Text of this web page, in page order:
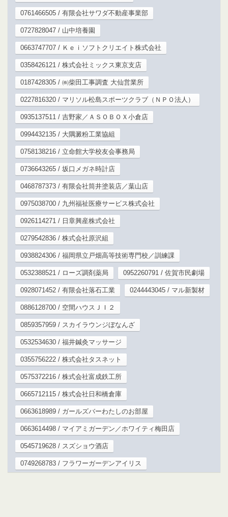
0761466505 / 有限会社サワダ不動産事業部
0727828047 / 山中培養園
0663747707 / Ｋｅｉソフトクリエイト株式会社
0358426121 / 株式会社ミックス東京支店
0187428305 / ㈱柴田工事調査 大仙営業所
0227816320 / マリソル松島スポーツクラブ（ＮＰＯ法人）
0935137511 / 吉野家／ＡＳＯＢＯＸ小倉店
0994432135 / 大隅澱粉工業協組
0758138216 / 立命館大学校友会事務局
0736643265 / 坂口メガネ時計店
0468787373 / 有限会社筒井塗装店／葉山店
0975038700 / 九州福祉医療サービス株式会社
0926114271 / 日章興産株式会社
0279542836 / 株式会社原沢組
0938824306 / 福岡県立戸畑高等技術専門校／訓練課
0532388521 / ローズ調剤薬局 0952260791 / 佐賀市民劇場
0928071452 / 有限会社落石工業 0244443045 / マル新製材
0886128700 / 空間ハウスＪＩ２
0859357959 / スカイラウンジぼなんざ
0532534630 / 福井鍼灸マッサージ
0355756222 / 株式会社タスネット
0575372216 / 株式会社富成鉄工所
0665712115 / 株式会社日和橋倉庫
0663618989 / ガールズバーわたしのお部屋
0663614498 / マイアミガーデン／ホワイティ梅田店
0545719628 / スズショウ酒店
0749268783 / フラワーガーデンアイリス